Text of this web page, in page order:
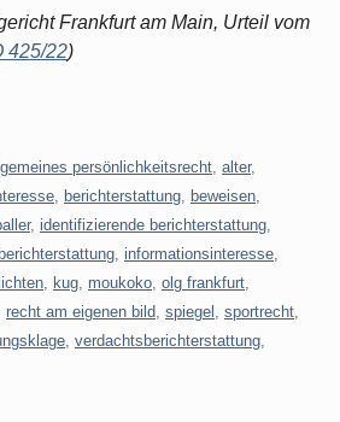
Frankfurt am Main, Urteil vom
425/22)
persönlichkeitsrecht alter,
berichterstattung beweisen
, identifizierende berichterstattung
informationsinteresse
kug moukoko olg frankfurt
recht am eigenen bild spiegel sportrecht
verdachtsberichterstattung